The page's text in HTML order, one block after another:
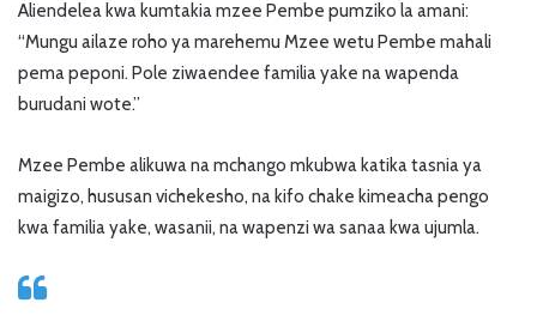
Aliendelea kwa kumtakia mzee Pembe pumziko la amani:
“Mungu ailaze roho ya marehemu Mzee wetu Pembe mahali
pema peponi. Pole ziwaendee familia yake na wapenda
burudani wote.”
Mzee Pembe alikuwa na mchango mkubwa katika tasnia ya
maigizo, hususan vichekesho, na kifo chake kimeacha pengo
kwa familia yake, wasanii, na wapenzi wa sanaa kwa ujumla.